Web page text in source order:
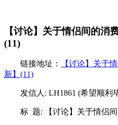
【讨论】关于情侣间的消
(11)
链接地址：
【讨论】关于
新】(11)
发信人: LH1861 (希望顺利
标 题: 【讨论】关于情侣